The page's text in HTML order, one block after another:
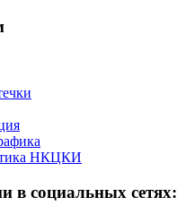
НКЦКИ
в социальных сетях: